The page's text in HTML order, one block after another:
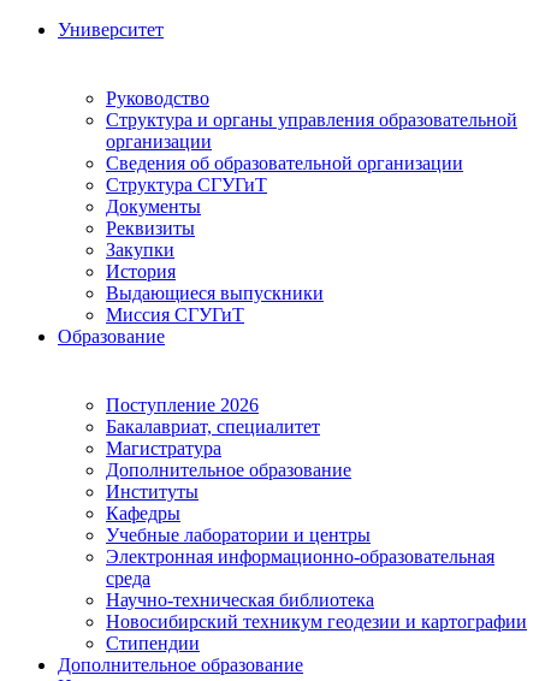
Университет
Руководство
Структура и органы управления образовательной
организации
Сведения об образовательной организации
Структура СГУГиТ
Документы
Реквизиты
Закупки
История
Выдающиеся выпускники
Миссия СГУГиТ
Образование
Поступление 2026
Бакалавриат, специалитет
Магистратура
Дополнительное образование
Институты
Кафедры
Учебные лаборатории и центры
Электронная информационно-образовательная
среда
Научно-техническая библиотека
Новосибирский техникум геодезии и картографии
Стипендии
Дополнительное образование